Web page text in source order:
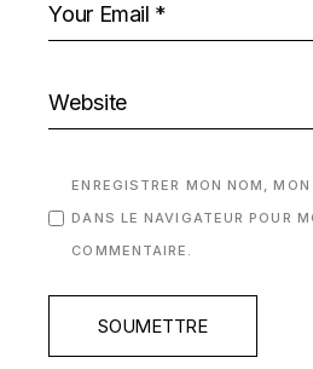
ENREGISTRER MON NOM,
DANS LE NAVIGATEUR POUR
COMMENTAIRE.
SOUMETTRE